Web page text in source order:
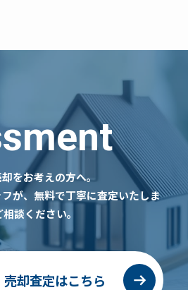
をお考えの方へ。
が、無料で丁寧に査定いたしま
談ください。
売却査定はこちら